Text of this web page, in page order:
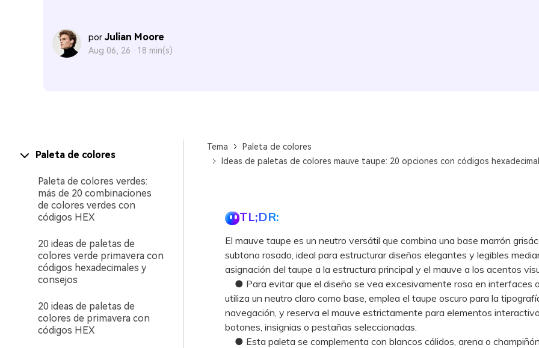
por Julian Moore
Aug 06, 26 · 18 min(s)
Paleta de colores
Paleta de colores verdes:
más de 20 combinaciones
de colores verdes con
códigos HEX
20 ideas de paletas de
colores verde primavera con
códigos hexadecimales y
consejos
20 ideas de paletas de
colores de primavera con
códigos HEX
Tema
Paleta de colores
Ideas de paletas de colores mauve taupe: 20 opciones con códigos
TL;DR:
El mauve taupe es un neutro versátil que combina una base marrón
subtono rosado, ideal para estructurar diseños elegantes y legibles
asignación del taupe a la estructura principal y el mauve a los acentos
● Para evitar que el diseño se vea excesivamente rosa en interfaces
utiliza un neutro claro como base, emplea el taupe oscuro para la
navegación, y reserva el mauve estrictamente para elementos
botones, insignias o pestañas seleccionadas.
● Esta paleta se complementa con blancos cálidos, arena o